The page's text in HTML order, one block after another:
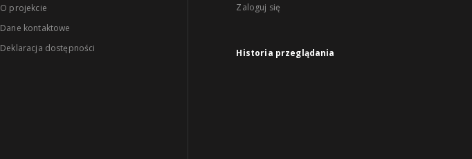
O projekcie
Dane kontaktowe
Deklaracja dostępności
Zaloguj się
Historia przeglądania